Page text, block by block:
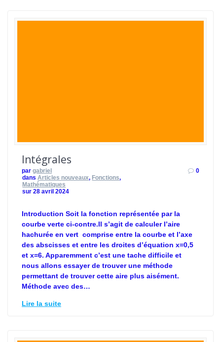
Intégrales
par gabriel
dansArticles nouveaux, Fonctions,
Mathématiques
sur 28 avril 2024
0
Introduction Soit la fonction représentée par la
courbe verte ci-contre.Il s’agit de calculer l’aire
hachurée en vert comprise entre la courbe et l’axe
des abscisses et entre les droites d’équation x=0,5
et x=6. Apparemment c’est une tache difficile et
nous allons essayer de trouver une méthode
permettant de trouver cette aire plus aisément.
Méthode avec des…
Lire la suite